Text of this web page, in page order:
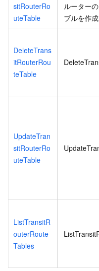
sitRouterRo
uteTable
ルーター
ブルを作
DeleteTrans
itRouterRou
teTable
UpdateTran
sitRouterRo
uteTable
ListTransitR
outerRoute
Tables